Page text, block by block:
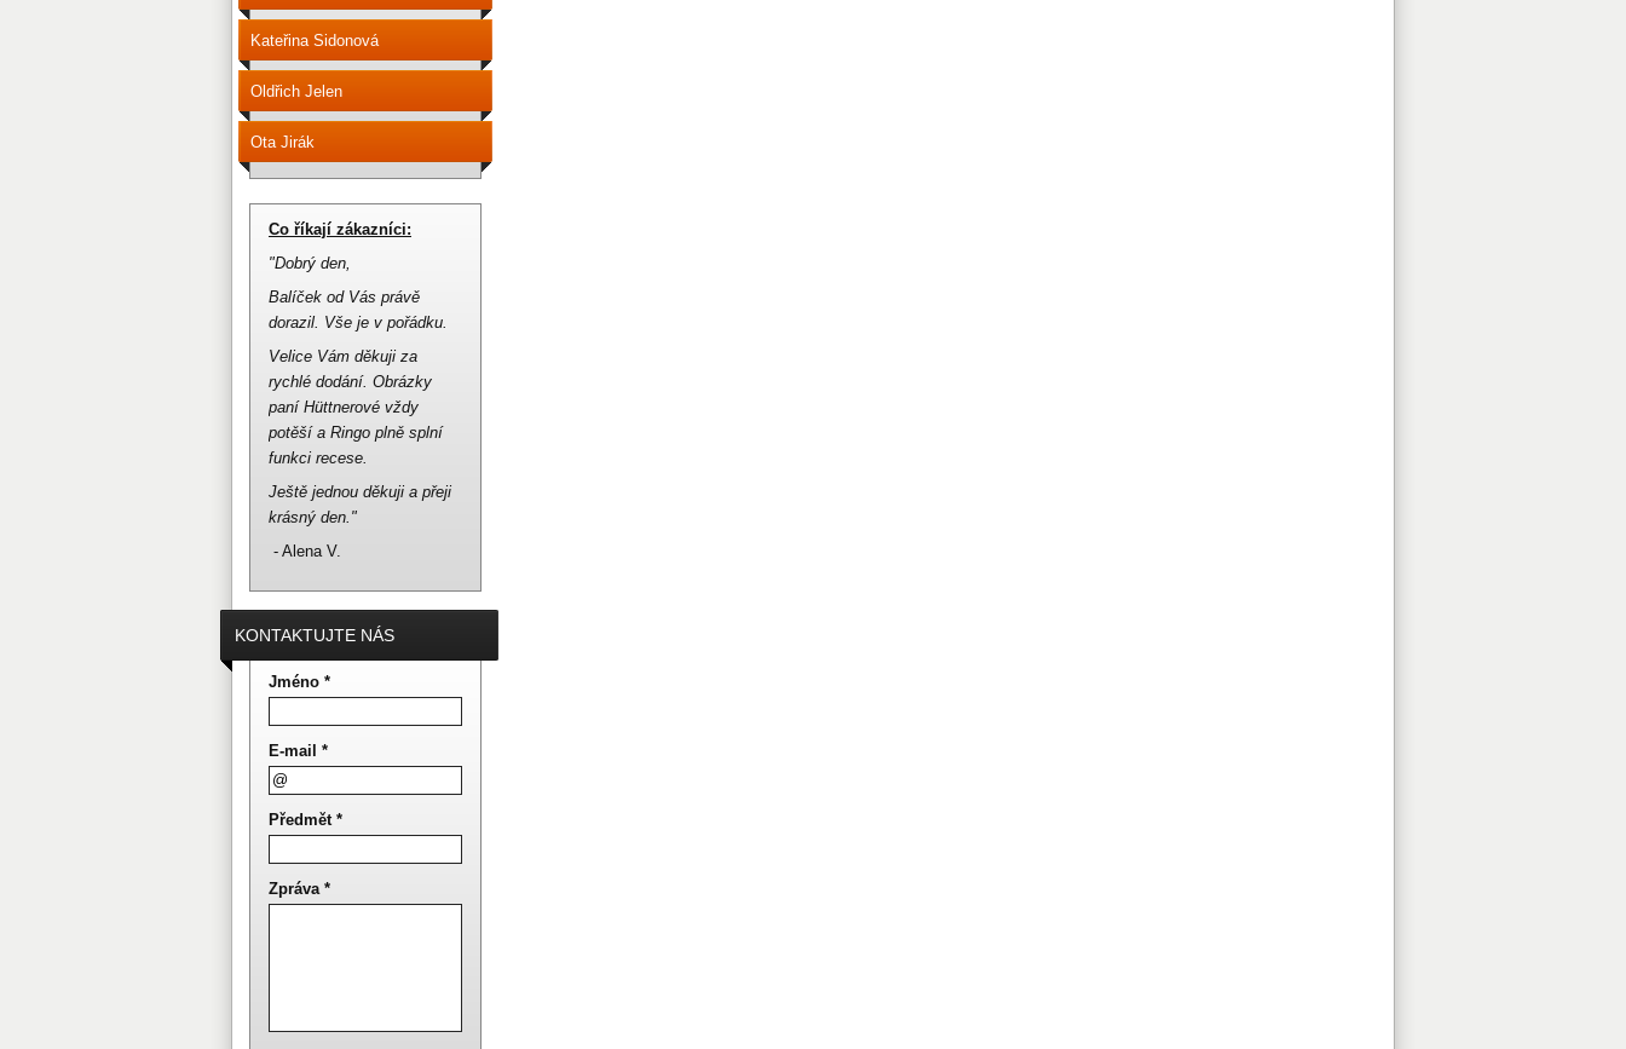
Kateřina Sidonová
Oldřich Jelen
Ota Jirák
Co říkají zákazníci:
"Dobrý den,
Balíček od Vás právě
dorazil. Vše je v pořádku.
Velice Vám děkuji za
rychlé dodání. Obrázky
paní Hüttnerové vždy
potěší a Ringo plně splní
funkci recese.
Ještě jednou děkuji a přeji
krásný den."
- Alena V.
KONTAKTUJTE NÁS
Jméno *
E-mail *
Předmět *
Zpráva *